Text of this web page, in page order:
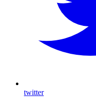
twitter